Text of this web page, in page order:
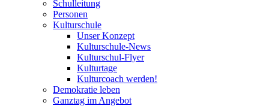
Schulleitung
Personen
Kulturschule
Unser Konzept
Kulturschule-News
Kulturschul-Flyer
Kulturtage
Kulturcoach werden!
Demokratie leben
Ganztag im Angebot